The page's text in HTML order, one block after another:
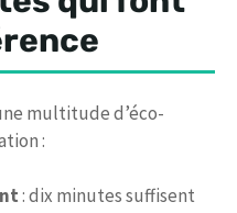
multitude d’éco-
:
: dix minutes suffisent